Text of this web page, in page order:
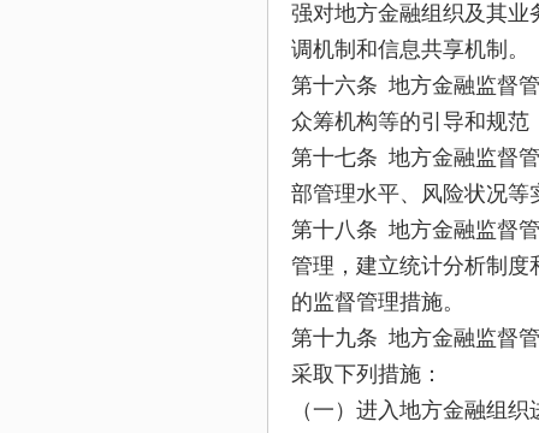
强对地方金融组织及其业
调机制和信息共享机制。
第十六条 地方金融监督
众筹机构等的引导和规范
第十七条 地方金融监督
部管理水平、风险状况等
第十八条 地方金融监督
管理，建立统计分析制度
的监督管理措施。
第十九条 地方金融监督
采取下列措施：
（一）进入地方金融组